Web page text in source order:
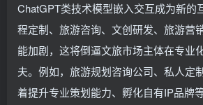
ChatGPT类技术模型嵌入交互成为新的
程定制、旅游咨询、文创研发、旅游营
能加剧，这将倒逼文旅市场主体在专业
夫。例如，旅游规划咨询公司、私人定
着提升专业策划能力、孵化自有IP品牌